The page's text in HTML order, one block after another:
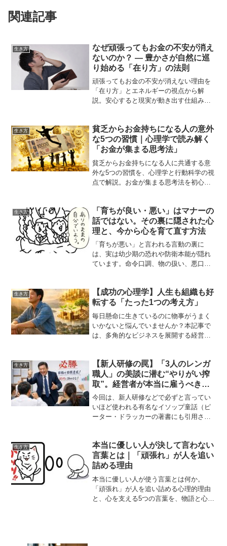
関連記事
生き方
なぜ頑張ってもお金の不安が消え
ないのか？ ― 豊かさが自然に巡
り始める「在り方」の法則
頑張ってもお金の不安が消えない理由を
「在り方」とエネルギーの視点から解
説。安心すると現実が動き出す仕組み
生き方
貧乏からお金持ちになる人の意外
な5つの習慣｜心理学で読み解く
「お金が集まる思考法」
貧乏からお金持ちになる人に共通する意
外な5つの習慣を、心理学と行動科学の視
点で解説。お金が集まる思考法を初心者
生き方
「育ちが良い・悪い」はマナーの
話ではない。その裏に隠された心
理と、今から心を育て直す方法
「育ちが悪い」と言われる言動の裏に
は、実は幼少期の恐れや防衛本能が隠れ
ています。命令口調、物の扱い、悪口…
身の「育ち」を温かく育て直すヒントを
解説します。
生き方
【成功の心理学】人生も組織も好
転する「たった1つの考え方」
毎日懸命に生きているのに物事がうまく
いかないと悩んでいませんか？本記事で
は、多角的なビジネスを展開する経営者
します。思考の癖を直し、今日から人生
を好転させるヒントが満載です。
生き方
【新人研修の罠】「3人のレンガ
職人」の美談に潜む“やりがい搾
取”。経営者が本当に雇うべきは
「怠け者」だった！？
今回は、新人研修などで必ずと言ってい
いほど使われる有名なイソップ童話（ピ
ーター・ドラッカーの著書にも引用され
ーションアップ」の文脈でよく語られま
すが、今回はそこに隠さ...
生き方
本当に優しい人が決して言わない
言葉とは｜「頑張れ」が人を追い
詰める理由
本当に優しい人が使う言葉とは何か。
「頑張れ」が人を追い詰める心理的理由
と、心を支える5つの言葉を、物語と心理